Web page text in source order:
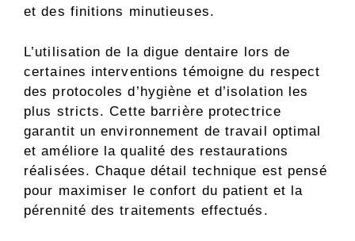
et des finitions minutieuses.
L’utilisation de la digue dentaire lors de
certaines interventions témoigne du respect
des protocoles d’hygiène et d’isolation les
plus stricts. Cette barrière protectrice
garantit un environnement de travail optimal
et améliore la qualité des restaurations
réalisées. Chaque détail technique est pensé
pour maximiser le confort du patient et la
pérennité des traitements effectués.